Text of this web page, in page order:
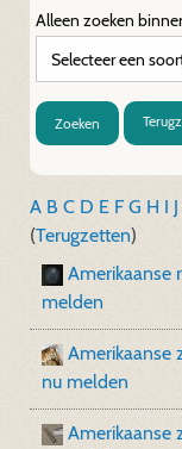
Alleen zoeken
Zoeken
A B C D E FG H I J
(Terugzetten)
Amerikaanse
melden
Amerikaanse
nu melden
Amerikaanse